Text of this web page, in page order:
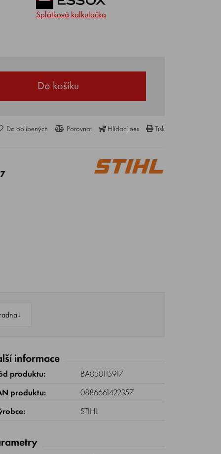
Splátková kalkulačka
Do košíku
Do oblíbených Porovnat Hlídací pes Tisk
↓
informace
produktu:
BA050115917
produktu:
0886661422357
STIHL